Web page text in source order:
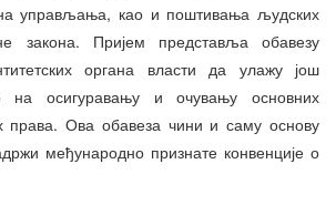
управљања, као и поштивања људских
закона. Пријем представља обавезу
органа власти да улажу још
на осигуравању и очувању основних
права. Ова обавеза чини и саму основу
међународно признате конвенције о